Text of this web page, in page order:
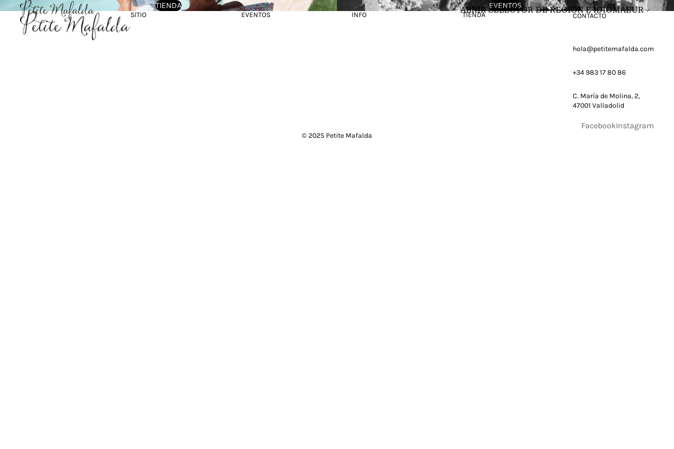
ABRIR SELECTOR DE REGIÓN E IDIOMAEUR
TIENDA EVENTOS
SITIO EVENTOS INFO TIENDA CONTACTO
hola@petitemafalda.com
+34 983 17 80 86
C. María de Molina, 2,
47001 Valladolid
FacebookInstagram
© 2025 Petite Mafalda